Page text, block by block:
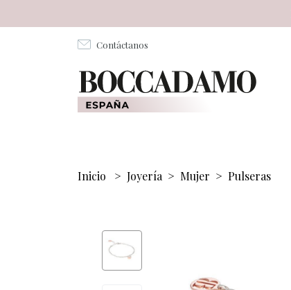
Contáctanos
Inicio > Joyería > Mujer > Pulseras